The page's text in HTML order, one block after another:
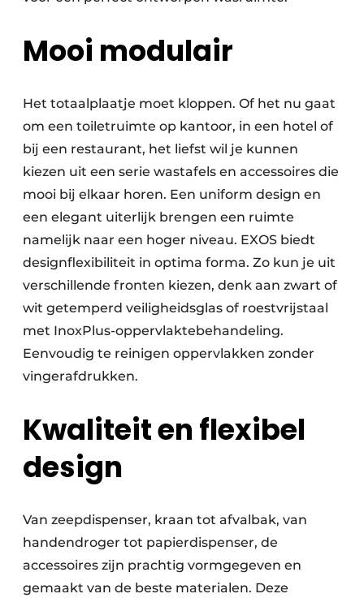
Mooi modulair
Het totaalplaatje moet kloppen. Of het nu gaat
om een toiletruimte op kantoor, in een hotel of
bij een restaurant, het liefst wil je kunnen
kiezen uit een serie wastafels en accessoires die
mooi bij elkaar horen. Een uniform design en
een elegant uiterlijk brengen een ruimte
namelijk naar een hoger niveau. EXOS biedt
designflexibiliteit in optima forma. Zo kun je uit
verschillende fronten kiezen, denk aan zwart of
wit getemperd veiligheidsglas of roestvrijstaal
met InoxPlus-oppervlaktebehandeling.
Eenvoudig te reinigen oppervlakken zonder
vingerafdrukken.
Kwaliteit en flexibel
design
Van zeepdispenser, kraan tot afvalbak, van
handendroger tot papierdispenser, de
accessoires zijn prachtig vormgegeven en
gemaakt van de beste materialen. Deze